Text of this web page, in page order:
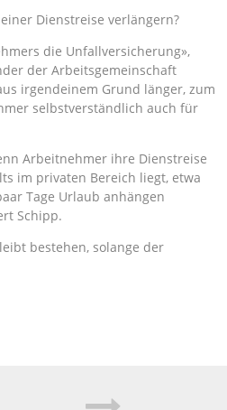
Dienstreise verlängern?
die Unfallversicherung»,
der Arbeitsgemeinschaft
irgendeinem Grund länger, zum
selbstverständlich auch für
Arbeitnehmer ihre Dienstreise
im privaten Bereich liegt, etwa
Tage Urlaub anhängen
Schipp.
bestehen, solange der